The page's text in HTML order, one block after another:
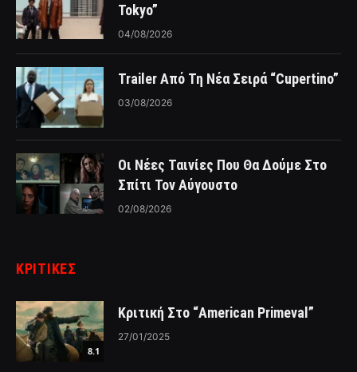
Tokyo”
04/08/2026
Trailer Από Τη Νέα Σειρά “Cupertino”
03/08/2026
Οι Νέες Ταινίες Που Θα Δούμε Στο
Σπίτι Τον Αύγουστο
02/08/2026
ΚΡΙΤΙΚΈΣ
8.1
Κριτική Στο “American Primeval”
27/01/2025